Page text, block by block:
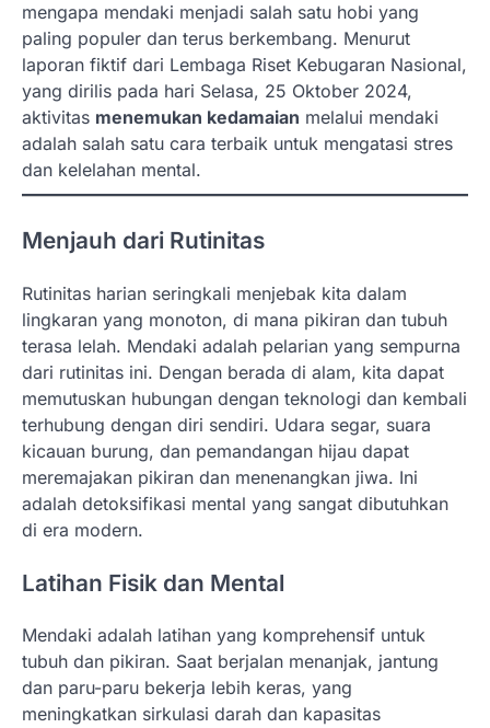
mengapa mendaki menjadi salah satu hobi yang
paling populer dan terus berkembang. Menurut
laporan fiktif dari Lembaga Riset Kebugaran Nasional,
yang dirilis pada hari Selasa, 25 Oktober 2024,
aktivitas menemukan kedamaian melalui mendaki
adalah salah satu cara terbaik untuk mengatasi stres
dan kelelahan mental.
Menjauh dari Rutinitas
Rutinitas harian seringkali menjebak kita dalam
lingkaran yang monoton, di mana pikiran dan tubuh
terasa lelah. Mendaki adalah pelarian yang sempurna
dari rutinitas ini. Dengan berada di alam, kita dapat
memutuskan hubungan dengan teknologi dan kembali
terhubung dengan diri sendiri. Udara segar, suara
kicauan burung, dan pemandangan hijau dapat
meremajakan pikiran dan menenangkan jiwa. Ini
adalah detoksifikasi mental yang sangat dibutuhkan
di era modern.
Latihan Fisik dan Mental
Mendaki adalah latihan yang komprehensif untuk
tubuh dan pikiran. Saat berjalan menanjak, jantung
dan paru-paru bekerja lebih keras, yang
meningkatkan sirkulasi darah dan kapasitas